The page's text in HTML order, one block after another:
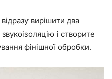
вирішити два
і створите
фінішної обробки.